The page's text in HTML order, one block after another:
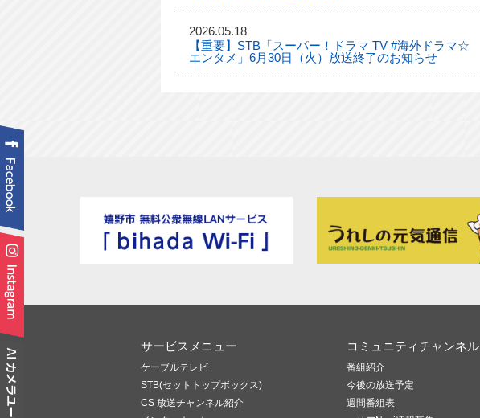
2026.05.18
【重要】STB「スーパー！ドラマ TV #海外ドラマ☆
エンタメ」6月30日（火）放送終了のお知らせ
サービスメニュー
ケーブルテレビ
STB(セットトップボックス)
CS 放送チャンネル紹介
コミュニティチャンネル
番組紹介
今後の放送予定
週間番組表